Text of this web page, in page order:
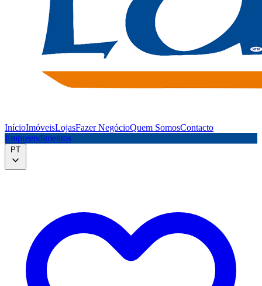
InícioImóveisLojasFazer NegócioQuem SomosContacto
Empreendimentos